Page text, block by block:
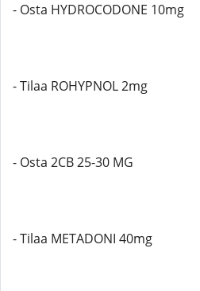
- Osta HYDROCODONE 10mg
- Tilaa ROHYPNOL 2mg
- Osta 2CB 25-30 MG
- Tilaa METADONI 40mg